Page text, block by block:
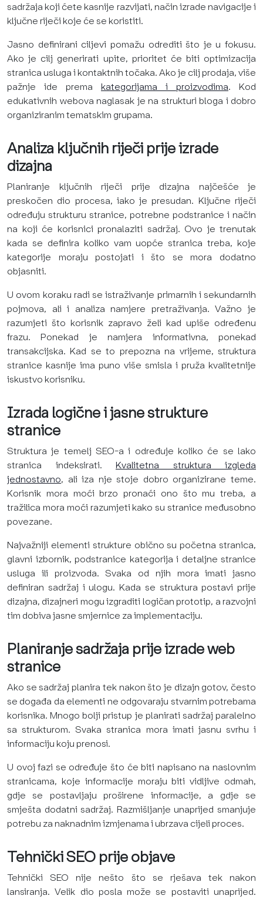
sadržaja koji ćete kasnije razvijati, način izrade navigacije i
ključne riječi koje će se koristiti.
Jasno definirani ciljevi pomažu odrediti što je u fokusu.
Ako je cilj generirati upite, prioritet će biti optimizacija
stranica usluga i kontaktnih točaka. Ako je cilj prodaja, više
pažnje ide prema kategorijama i proizvodima. Kod
edukativnih webova naglasak je na strukturi bloga i dobro
organiziranim tematskim grupama.
Analiza ključnih riječi prije izrade
dizajna
Planiranje ključnih riječi prije dizajna najčešće je
preskočen dio procesa, iako je presudan. Ključne riječi
određuju strukturu stranice, potrebne podstranice i način
na koji će korisnici pronalaziti sadržaj. Ovo je trenutak
kada se definira koliko vam uopće stranica treba, koje
kategorije moraju postojati i što se mora dodatno
objasniti.
U ovom koraku radi se istraživanje primarnih i sekundarnih
pojmova, ali i analiza namjere pretraživanja. Važno je
razumjeti što korisnik zapravo želi kad upiše određenu
frazu. Ponekad je namjera informativna, ponekad
transakcijska. Kad se to prepozna na vrijeme, struktura
stranice kasnije ima puno više smisla i pruža kvalitetnije
iskustvo korisniku.
Izrada logične i jasne strukture
stranice
Struktura je temelj SEO-a i određuje koliko će se lako
stranica indeksirati. Kvalitetna struktura izgleda
jednostavno, ali iza nje stoje dobro organizirane teme.
Korisnik mora moći brzo pronaći ono što mu treba, a
tražilica mora moći razumjeti kako su stranice međusobno
povezane.
Najvažniji elementi strukture obično su početna stranica,
glavni izbornik, podstranice kategorija i detaljne stranice
usluga ili proizvoda. Svaka od njih mora imati jasno
definiran sadržaj i ulogu. Kada se struktura postavi prije
dizajna, dizajneri mogu izgraditi logičan prototip, a razvojni
tim dobiva jasne smjernice za implementaciju.
Planiranje sadržaja prije izrade web
stranice
Ako se sadržaj planira tek nakon što je dizajn gotov, često
se događa da elementi ne odgovaraju stvarnim potrebama
korisnika. Mnogo bolji pristup je planirati sadržaj paralelno
sa strukturom. Svaka stranica mora imati jasnu svrhu i
informaciju koju prenosi.
U ovoj fazi se određuje što će biti napisano na naslovnim
stranicama, koje informacije moraju biti vidljive odmah,
gdje se postavljaju proširene informacije, a gdje se
smješta dodatni sadržaj. Razmišljanje unaprijed smanjuje
potrebu za naknadnim izmjenama i ubrzava cijeli proces.
Tehnički SEO prije objave
Tehnički SEO nije nešto što se rješava tek nakon
lansiranja. Velik dio posla može se postaviti unaprijed.